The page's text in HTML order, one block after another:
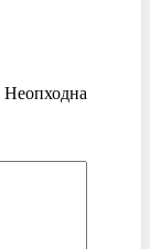
Неопходна